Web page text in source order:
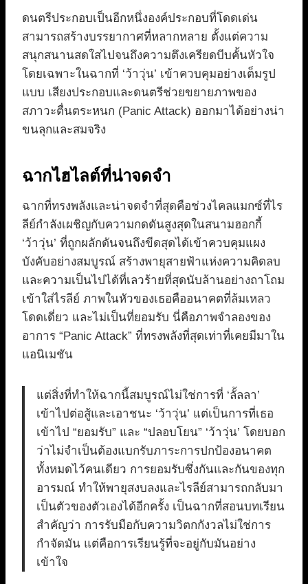
ดนตรีประกอบเป็นอีกหนึ่งองค์ประกอบที่โดดเด่น
สามารถสร้างบรรยากาศที่หลากหลาย ตั้งแต่ความ
สนุกสนานสดใสไปจนถึงความตึงเครียดบีบคั้นหัวใจ
โดยเฉพาะในฉากที่ ‘ว้าวุ่น’ เข้าควบคุมอย่างเต็มรูป
แบบ เสียงประกอบและดนตรีช่วยขยายภาพของ
สภาวะตื่นตระหนก (Panic Attack) ออกมาได้อย่างน่า
ขนลุกและสมจริง
ฉากไฮไลต์ที่น่าจดจำ
ฉากที่ทรงพลังและน่าจดจำที่สุดคือช่วงไคลแมกซ์ที่ไร
ลีย์กำลังเผชิญกับความกดดันสูงสุดในสนามฮอกกี้
‘ว้าวุ่น’ ที่ถูกผลักดันจนถึงขีดสุดได้เข้าควบคุมแผง
บังคับอย่างสมบูรณ์ สร้างพายุสายฟ้าแห่งความคิดลบ
และความเป็นไปได้ที่เลวร้ายที่สุดนับล้านอย่างถาโถม
เข้าใส่ไรลีย์ ภาพในหัวของเธอคืออนาคตที่ล้มเหลว
โดดเดี่ยว และไม่เป็นที่ยอมรับ นี่คือภาพจำลองของ
อาการ “Panic Attack” ที่ทรงพลังที่สุดเท่าที่เคยมีมาใน
แอนิเมชัน
แต่สิ่งที่ทำให้ฉากนี้สมบูรณ์ไม่ใช่การที่ ‘ลั้ลลา’
เข้าไปต่อสู้และเอาชนะ ‘ว้าวุ่น’ แต่เป็นการที่เธอ
เข้าไป “ยอมรับ” และ “ปลอบโยน” ‘ว้าวุ่น’ โดยบอก
ว่าไม่จำเป็นต้องแบกรับภาระการปกป้องอนาคต
ทั้งหมดไว้คนเดียว การยอมรับซึ่งกันและกันของทุก
อารมณ์ ทำให้พายุสงบลงและไรลีย์สามารถกลับมา
เป็นตัวของตัวเองได้อีกครั้ง เป็นฉากที่สอนบทเรียน
สำคัญว่า การรับมือกับความวิตกกังวลไม่ใช่การ
กำจัดมัน แต่คือการเรียนรู้ที่จะอยู่กับมันอย่าง
เข้าใจ